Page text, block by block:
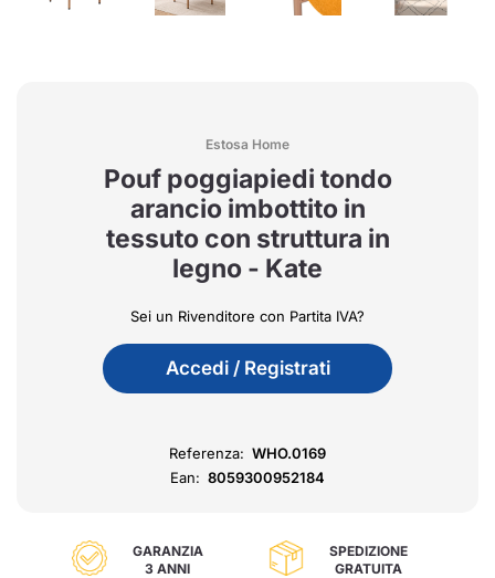
Estosa Home
Pouf poggiapiedi tondo
arancio imbottito in
tessuto con struttura in
legno - Kate
Sei un Rivenditore con Partita IVA?
Accedi / Registrati
Referenza: WHO.0169
Ean: 8059300952184
GARANZIA
3 ANNI
SPEDIZIONE
GRATUITA